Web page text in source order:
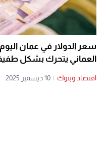
العماني يتحرك بشكل طفيف
اقتصاد وبنوك | 10 ديسمبر 2025